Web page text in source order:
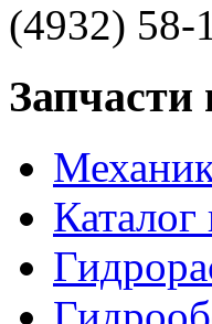
(4932) 58-
Запчасти